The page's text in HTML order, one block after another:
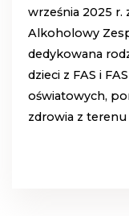
września 2025 r.
Alkoholowy
dedykowana
dzieci z FAS i
oświatowych,
zdrowia z